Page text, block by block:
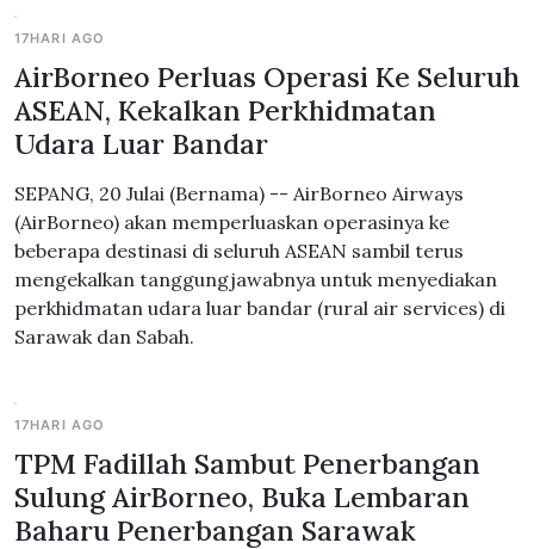
17HARI AGO
AirBorneo Perluas Operasi Ke Seluruh
ASEAN, Kekalkan Perkhidmatan
Udara Luar Bandar
SEPANG, 20 Julai (Bernama) -- AirBorneo Airways
(AirBorneo) akan memperluaskan operasinya ke
beberapa destinasi di seluruh ASEAN sambil terus
mengekalkan tanggungjawabnya untuk menyediakan
perkhidmatan udara luar bandar (rural air services) di
Sarawak dan Sabah.
17HARI AGO
TPM Fadillah Sambut Penerbangan
Sulung AirBorneo, Buka Lembaran
Baharu Penerbangan Sarawak